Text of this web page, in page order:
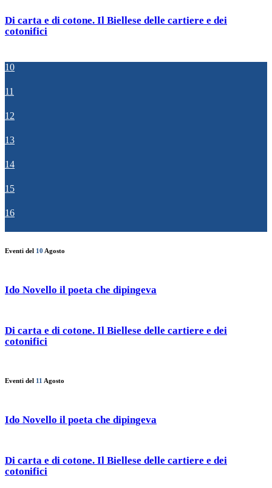
Di carta e di cotone. Il Biellese delle cartiere e dei
cotonifici
10
11
12
13
14
15
16
Eventi del 10 Agosto
Ido Novello il poeta che dipingeva
Di carta e di cotone. Il Biellese delle cartiere e dei
cotonifici
Eventi del 11 Agosto
Ido Novello il poeta che dipingeva
Di carta e di cotone. Il Biellese delle cartiere e dei
cotonifici